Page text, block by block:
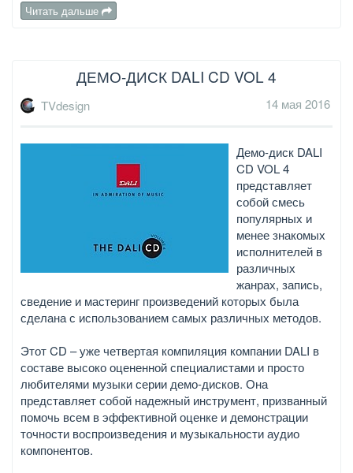
Читать дальше
ДЕМО-ДИСК DALI CD VOL 4
TVdesign 14 мая 2016
Демо-диск DALI
CD VOL 4
представляет
собой смесь
популярных и
менее знакомых
исполнителей в
различных
жанрах, запись,
сведение и мастеринг произведений которых была
сделана с использованием самых различных методов.
Этот CD – уже четвертая компиляция компании DALI в
составе высоко оцененной специалистами и просто
любителями музыки серии демо-дисков. Она
представляет собой надежный инструмент, призванный
помочь всем в эффективной оценке и демонстрации
точности воспроизведения и музыкальности аудио
компонентов.